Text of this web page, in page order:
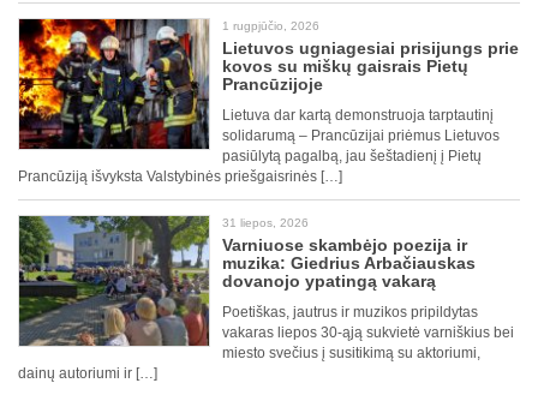
1 rugpjūčio, 2026
Lietuvos ugniagesiai prisijungs prie
kovos su miškų gaisrais Pietų
Prancūzijoje
Lietuva dar kartą demonstruoja tarptautinį
solidarumą – Prancūzijai priėmus Lietuvos
pasiūlytą pagalbą, jau šeštadienį į Pietų
Prancūziją išvyksta Valstybinės priešgaisrinės […]
31 liepos, 2026
Varniuose skambėjo poezija ir
muzika: Giedrius Arbačiauskas
dovanojo ypatingą vakarą
Poetiškas, jautrus ir muzikos pripildytas
vakaras liepos 30-ąją sukvietė varniškius bei
miesto svečius į susitikimą su aktoriumi,
dainų autoriumi ir […]